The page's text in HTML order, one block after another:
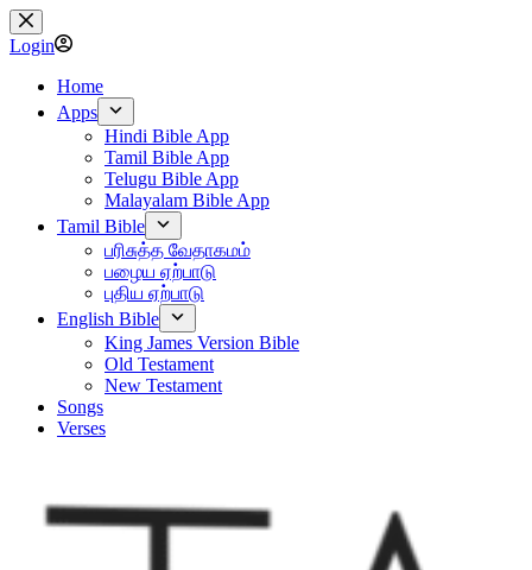
Skip
to
content
Login
Home
Apps
Hindi Bible App
Tamil Bible App
Telugu Bible App
Malayalam Bible App
Tamil Bible
பரிசுத்த வேதாகமம்
பழைய ஏற்பாடு
புதிய ஏற்பாடு
English Bible
King James Version Bible
Old Testament
New Testament
Songs
Verses